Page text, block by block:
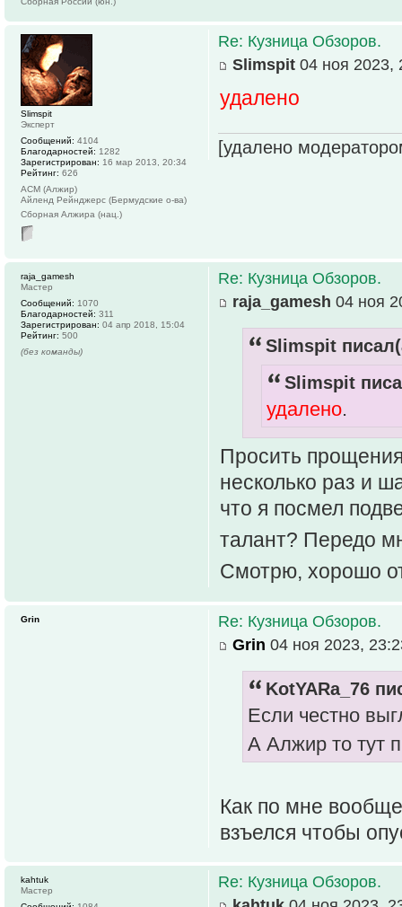
Re: Кузница Обзоров.
Slimspit 04 ноя 2023,
удалено
[удалено
Slimspit
Эксперт
Сообщений: 4104
Благодарностей: 1282
Зарегистрирован: 16 мар 2013, 20:34
Рейтинг: 626
АСМ (Алжир)
Айленд Рейнджерс (Бермудские о-ва)
Сборная Алжира (нац.)
Re: Кузница Обзоров.
raja_gamesh 04 ноя
Slimspit
Slimspit
удалено.
Просить
несколько раз и
что я посмел
талант? Передо
Смотрю, хорошо
raja_gamesh
Мастер
Сообщений: 1070
Благодарностей: 311
Зарегистрирован: 04 апр 2018, 15:04
Рейтинг: 500
(без команды)
Re: Кузница Обзоров.
Grin 04 ноя 2023,
KotYARa_76
Если честно
А Алжир то тут
Как по мне
взъелся чтобы
Grin
Re: Кузница Обзоров.
kahtuk
Мастер